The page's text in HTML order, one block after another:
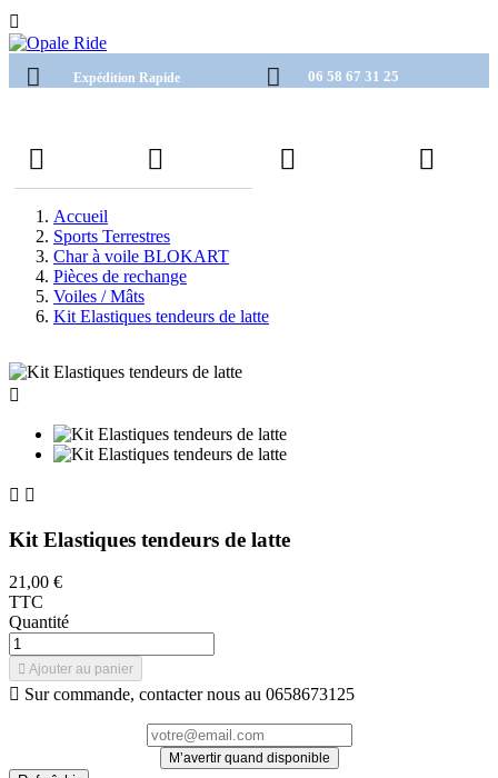

Expédition Rapide 06 58 67 31 25
Accueil
Sports Terrestres
Char à voile BLOKART
Pièces de rechange
Voiles / Mâts
Kit Elastiques tendeurs de latte

 
Kit Elastiques tendeurs de latte
21,00 €
TTC
Quantité
 Ajouter au panier
 Sur commande, contacter nous au 0658673125
M’avertir quand disponible